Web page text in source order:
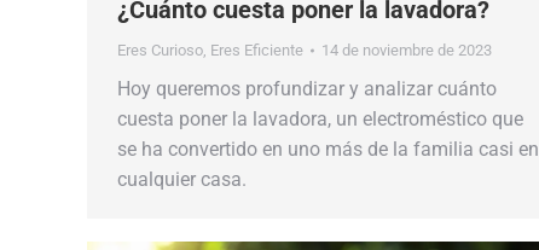
¿Cuánto cuesta poner la lavadora?
Eres Curioso Eres Eficiente 14 de noviembre de 2023
Hoy queremos profundizar y analizar cuánto
cuesta poner la lavadora, un electroméstico que
se ha convertido en uno más de la familia casi en
cualquier casa.